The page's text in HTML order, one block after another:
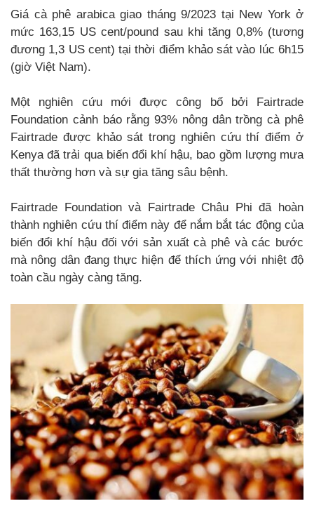
Giá cà phê arabica giao tháng 9/2023 tại New York ở
mức 163,15 US cent/pound sau khi tăng 0,8% (tương
đương 1,3 US cent) tại thời điểm khảo sát vào lúc 6h15
(giờ Việt Nam).
Một nghiên cứu mới được công bố bởi Fairtrade
Foundation cảnh báo rằng 93% nông dân trồng cà phê
Fairtrade được khảo sát trong nghiên cứu thí điểm ở
Kenya đã trải qua biến đổi khí hậu, bao gồm lượng mưa
thất thường hơn và sự gia tăng sâu bệnh.
Fairtrade Foundation và Fairtrade Châu Phi đã hoàn
thành nghiên cứu thí điểm này để nắm bắt tác động của
biến đổi khí hậu đối với sản xuất cà phê và các bước
mà nông dân đang thực hiện để thích ứng với nhiệt độ
toàn cầu ngày càng tăng.